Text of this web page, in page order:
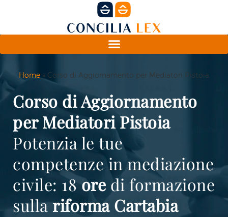
Home » Corso di Aggiornamento per Mediatori Pistoia
Corso di Aggiornamento
per Mediatori Pistoia
Potenzia le tue
competenze in mediazione
civile: 18oredi formazione
sullariforma Cartabia